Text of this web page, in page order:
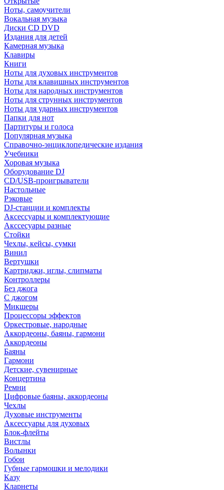
Ноты, самоучители
Вокальная музыка
Диски CD DVD
Издания для детей
Камерная музыка
Клавиры
Книги
Ноты для духовых инструментов
Ноты для клавишных инструментов
Ноты для народных инструментов
Ноты для струнных инструментов
Ноты для ударных инструментов
Папки для нот
Партитуры и голоса
Популярная музыка
Справочно-энциклопедические издания
Учебники
Хоровая музыка
Оборудование DJ
CD/USB-проигрыватели
Настольные
Рэковые
DJ-станции и комплекты
Аксессуары и комплектующие
Акссесуары разные
Стойки
Чехлы, кейсы, сумки
Винил
Вертушки
Картриджи, иглы, слипматы
Контроллеры
Без джога
С джогом
Микшеры
Процессоры эффектов
Оркестровые, народные
Аккордеоны, баяны, гармони
Аккордеоны
Баяны
Гармони
Детские, сувенирные
Концертина
Ремни
Цифровые баяны, аккордеоны
Чехлы
Духовые инструменты
Аксессуары для духовых
Блок-флейты
Вистлы
Волынки
Гобои
Губные гармошки и мелодики
Казу
Кларнеты